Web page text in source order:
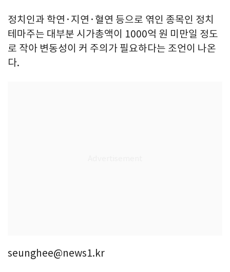
정치인과 학연·지연·혈연 등으로 엮인 종목인 정치
테마주는 대부분 시가총액이 1000억 원 미만일 정도
로 작아 변동성이 커 주의가 필요하다는 조언이 나온
다.
seunghee@news1.kr